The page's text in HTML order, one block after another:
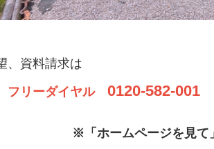
、資料請求は
フリーダイヤル 0120-582-001
※「ホームページを見て